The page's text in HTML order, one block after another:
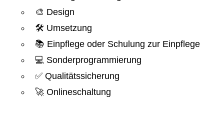
🎨 Design
🛠️ Umsetzung
📚 Einpflege oder Schulung zur Einpflege
💻 Sonderprogrammierung
✅ Qualitätssicherung
🚀 Onlineschaltung